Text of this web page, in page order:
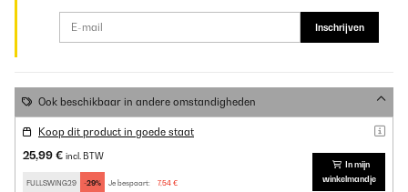
Inschrijven
Ook beschikbaar in andere omstandigheden
Koop dit product in goede staat
25,99 € incl. BTW
FULLSWING29 -29% Je bespaart: 7,54 €
In mijn
winkelmandje